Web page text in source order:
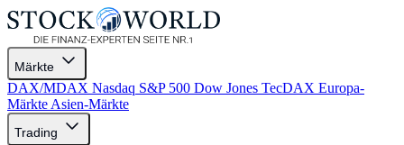
Märkte
DAX/MDAX Nasdaq S&P 500 Dow Jones TecDAX Europa-
Märkte Asien-Märkte
Trading